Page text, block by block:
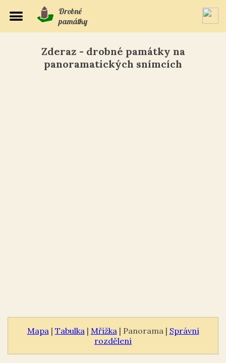
Drobné
památky
Zderaz - drobné památky na
panoramatických snímcích
Mapa | Tabulka | Mřížka | Panorama | Správní
rozdělení